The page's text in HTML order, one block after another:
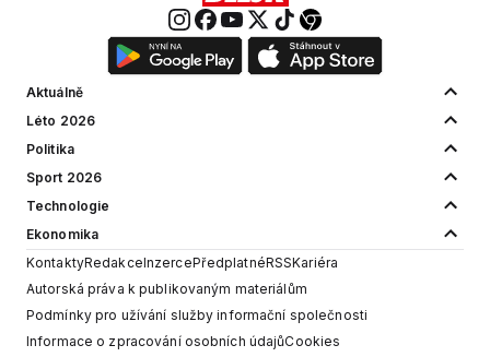
Aktuálně
Léto 2026
Politika
Sport 2026
Technologie
Ekonomika
KontaktyRedakceInzercePředplatnéRSSKariéra
Autorská práva k publikovaným materiálům
Podmínky pro užívání služby informační společnosti
Informace o zpracování osobních údajůCookies